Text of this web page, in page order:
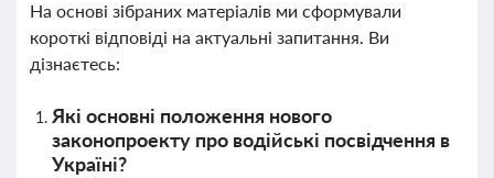
На основі зібраних матеріалів ми сформували
короткі відповіді на актуальні запитання. Ви
дізнаєтесь:
Які основні положення нового
законопроекту про водійські посвідчення в
Україні?